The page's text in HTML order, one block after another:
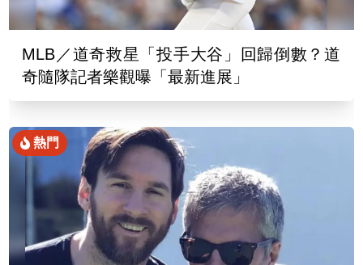
MLB／道奇救星「投手大谷」回歸倒數？道
奇隨隊記者樂觀曝「最新進展」
熱門